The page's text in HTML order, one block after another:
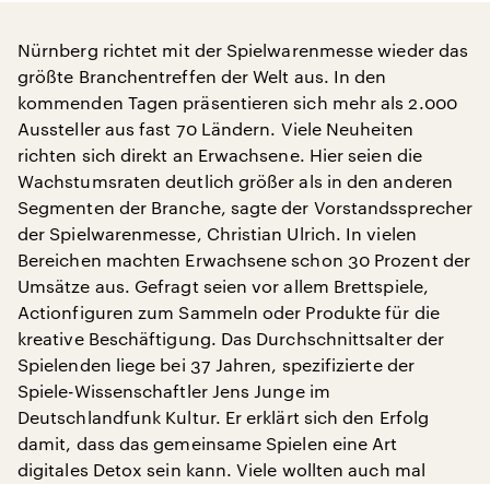
Nürnberg richtet mit der Spielwarenmesse wieder das
größte Branchentreffen der Welt aus. In den
kommenden Tagen präsentieren sich mehr als 2.000
Aussteller aus fast 70 Ländern. Viele Neuheiten
richten sich direkt an Erwachsene. Hier seien die
Wachstumsraten deutlich größer als in den anderen
Segmenten der Branche, sagte der Vorstandssprecher
der Spielwarenmesse, Christian Ulrich. In vielen
Bereichen machten Erwachsene schon 30 Prozent der
Umsätze aus. Gefragt seien vor allem Brettspiele,
Actionfiguren zum Sammeln oder Produkte für die
kreative Beschäftigung. Das Durchschnittsalter der
Spielenden liege bei 37 Jahren, spezifizierte der
Spiele-Wissenschaftler Jens Junge im
Deutschlandfunk Kultur. Er erklärt sich den Erfolg
damit, dass das gemeinsame Spielen eine Art
digitales Detox sein kann. Viele wollten auch mal